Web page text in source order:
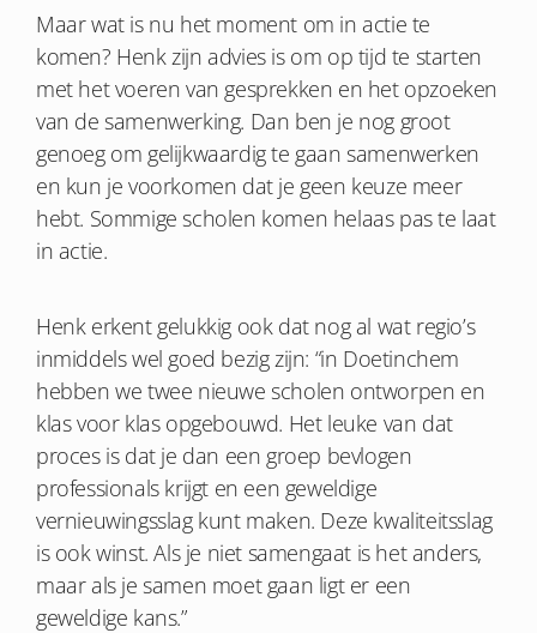
Maar wat is nu het moment om in actie te
komen? Henk zijn advies is om op tijd te starten
met het voeren van gesprekken en het opzoeken
van de samenwerking. Dan ben je nog groot
genoeg om gelijkwaardig te gaan samenwerken
en kun je voorkomen dat je geen keuze meer
hebt. Sommige scholen komen helaas pas te laat
in actie.
Henk erkent gelukkig ook dat nog al wat regio’s
inmiddels wel goed bezig zijn: “in Doetinchem
hebben we twee nieuwe scholen ontworpen en
klas voor klas opgebouwd. Het leuke van dat
proces is dat je dan een groep bevlogen
professionals krijgt en een geweldige
vernieuwingsslag kunt maken. Deze kwaliteitsslag
is ook winst. Als je niet samengaat is het anders,
maar als je samen moet gaan ligt er een
geweldige kans.”